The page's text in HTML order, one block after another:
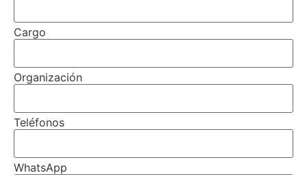
Cargo
Organización
Teléfonos
WhatsApp